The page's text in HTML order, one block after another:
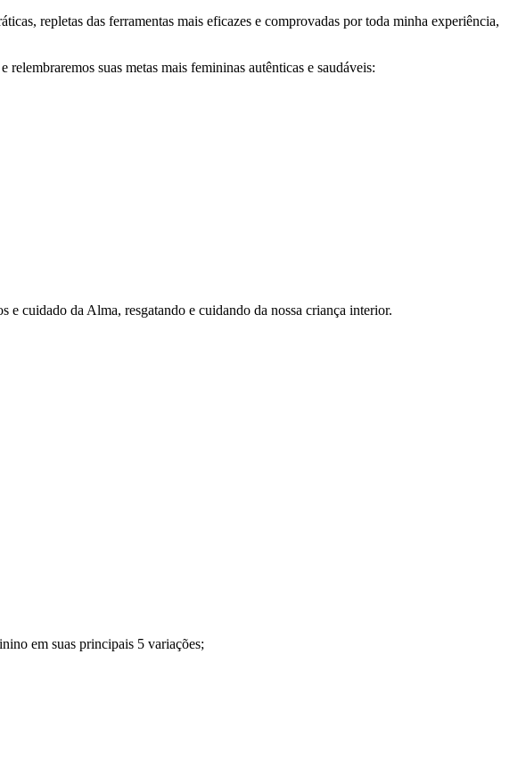
repletas das ferramentas mais eficazes e comprovadas por toda minha experiência,
suas metas mais femininas autênticas e saudáveis:
e cuidado da Alma, resgatando e cuidando da nossa criança interior.
em suas principais 5 variações;